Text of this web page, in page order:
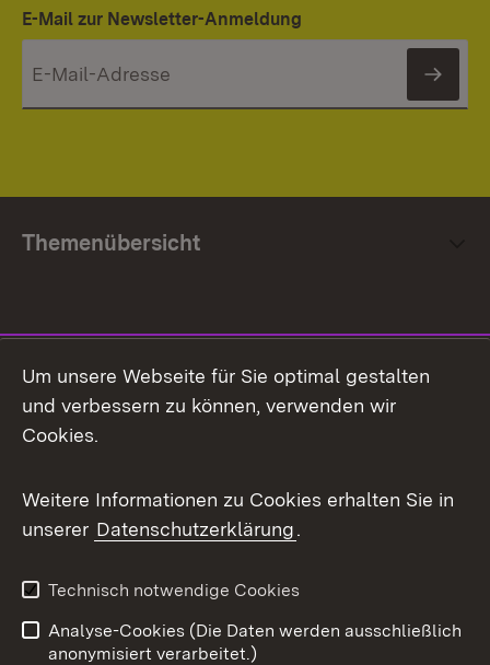
E-Mail zur Newsletter-Anmeldung
Themenübersicht
Facebook
X / Twitter
Youtube
Impressum
Kontakt
Um unsere Webseite für Sie optimal gestalten
und verbessern zu können, verwenden wir
Cookies.
Weitere Informationen zu Cookies erhalten Sie in
unserer Datenschutzerklärung.
Technisch notwendige Cookies
Analyse-Cookies (Die Daten werden ausschließlich
anonymisiert verarbeitet.)